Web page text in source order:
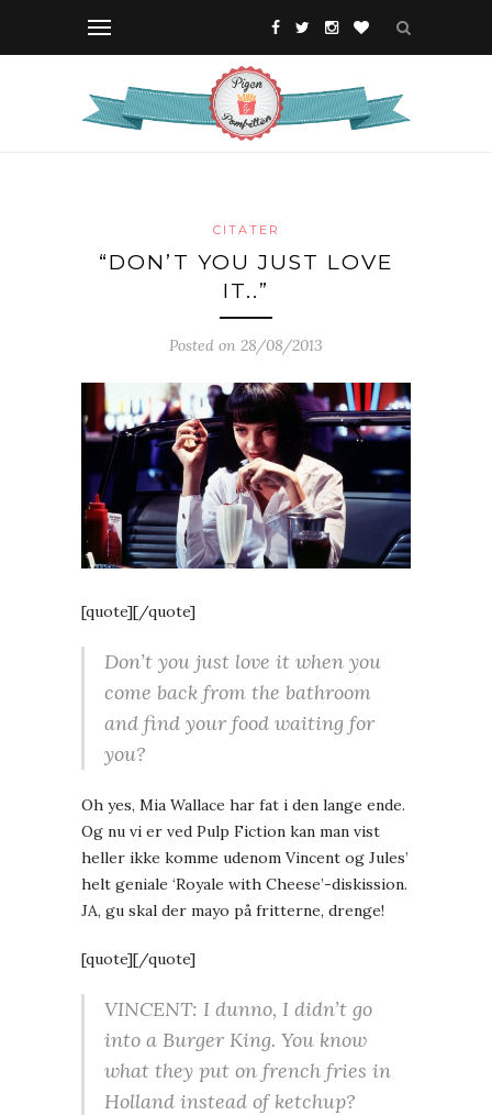
CITATER
“DON’T YOU JUST LOVE
IT..”
Posted on 28/08/2013
[quote][/quote]
Don’t you just love it when you
come back from the bathroom
and find your food waiting for
you?
Oh yes, Mia Wallace har fat i den lange ende.
Og nu vi er ved Pulp Fiction kan man vist
heller ikke komme udenom Vincent og Jules’
helt geniale ‘Royale with Cheese’-diskission.
JA, gu skal der mayo på fritterne, drenge!
[quote][/quote]
VINCENT: I dunno, I didn’t go
into a Burger King. You know
what they put on french fries in
Holland instead of ketchup?